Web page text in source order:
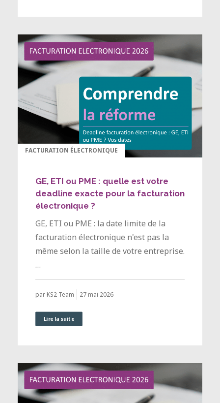
FACTURATION ÉLECTRONIQUE
GE, ETI ou PME : quelle est votre
deadline exacte pour la facturation
électronique ?
GE, ETI ou PME : la date limite de la
facturation électronique n'est pas la
même selon la taille de votre entreprise.
…
par KS2 Team 27 mai 2026
Lire la suite